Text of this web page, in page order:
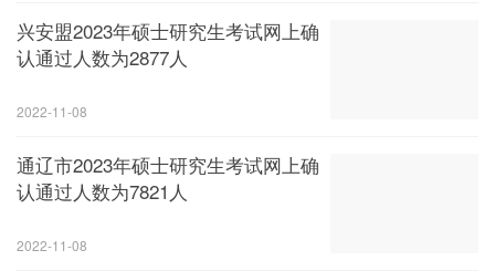
兴安盟2023年硕士研究生考试网上确
认通过人数为2877人
2022-11-08
通辽市2023年硕士研究生考试网上确
认通过人数为7821人
2022-11-08